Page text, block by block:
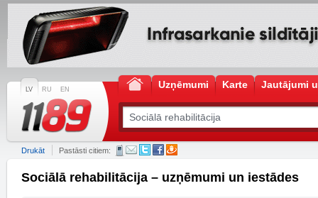
LV RU EN Uzņēmumi Karte Jautājumi
Drukāt Pastāsti citiem:
Sociālā rehabilitācija – uzņēmumi un iestādes